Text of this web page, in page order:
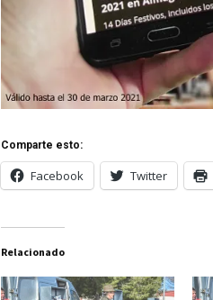
Comparte esto:
Facebook Twitter
Relacionado